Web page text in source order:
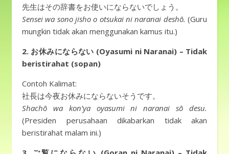
先生はその辞書をお使いにならないでしょう。
Sensei wa sono jisho o otsukai ni naranai deshō. (Guru
mungkin tidak akan menggunakan kamus itu.)
2. お休みにならない (Oyasumi ni Naranai) – Tidak
beristirahat (sopan)
Contoh Kalimat:
社長は今夜お休みにならないそうです。
Shachō wa kon’ya oyasumi ni naranai sō desu.
(Presiden perusahaan dikabarkan tidak akan
beristirahat malam ini.)